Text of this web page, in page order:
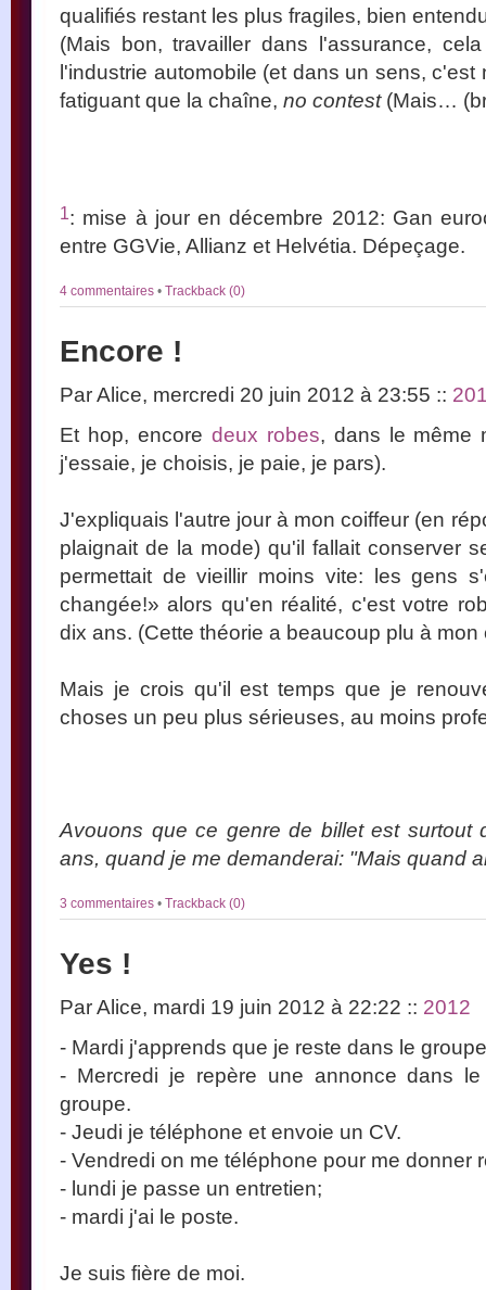
qualifiés restant les plus fragiles, bien
(Mais bon, travailler dans l'assurance,
l'industrie automobile (et dans un sens,
fatiguant que la chaîne, no contest(Mais…
1 : mise à jour en décembre 2012: Gan
entre GGVie, Allianz et Helvétia. Dépeçage.
4 commentaires • Trackback (0)
Encore !
Par Alice, mercredi 20 juin 2012 à 23:55 ::
Et hop, encore deux robes, dans le même
j'essaie, je choisis, je paie, je pars).
J'expliquais l'autre jour à mon coiffeur (en
plaignait de la mode) qu'il fallait conserver
permettait de vieillir moins vite: les gens
changée!» alors qu'en réalité, c'est votre
dix ans. (Cette théorie a beaucoup plu à mon
Mais je crois qu'il est temps que je
choses un peu plus sérieuses, au moins
Avouons que ce genre de billet est surtout
ans, quand je me demanderai: "Mais quand
3 commentaires • Trackback (0)
Yes !
Par Alice, mardi 19 juin 2012 à 22:22 :: 2012
- Mardi j'apprends que je reste dans le
- Mercredi je repère une annonce dans
groupe.
- Jeudi je téléphone et envoie un CV.
- Vendredi on me téléphone pour me donner
- lundi je passe un entretien;
- mardi j'ai le poste.
Je suis fière de moi.